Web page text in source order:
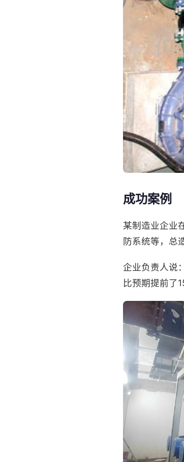
成功案例
某制造业企业
防系统等，总
企业负责人说
比预期提前了